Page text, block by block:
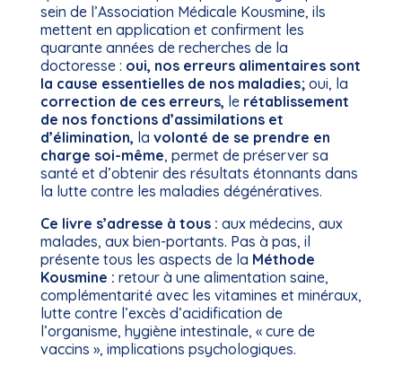
sein de l’Association Médicale Kousmine, ils
mettent en application et confirment les
quarante années de recherches de la
doctoresse : oui, nos erreurs alimentaires sont
la cause essentielles de nos maladies;oui, la
correction de ces erreurs, le rétablissement
de nos fonctions d’assimilations et
d’élimination, la volonté de se prendre en
charge soi-même, permet de préserver sa
santé et d’obtenir des résultats étonnants dans
la lutte contre les maladies dégénératives.
Ce livre s’adresse à tous : aux médecins, aux
malades, aux bien-portants. Pas à pas, il
présente tous les aspects de la Méthode
Kousmine : retour à une alimentation saine,
complémentarité avec les vitamines et minéraux,
lutte contre l’excès d’acidification de
l’organisme, hygiène intestinale, « cure de
vaccins », implications psychologiques.